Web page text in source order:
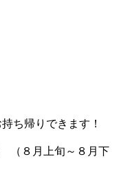
ち帰りできます！
（８月上旬～８月下